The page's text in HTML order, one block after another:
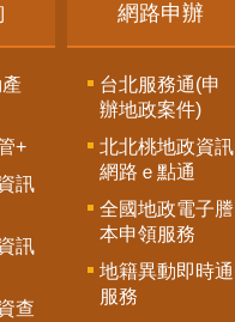
+
訊
訊
查
網路申辦
台北服務通(申
辦地政案件)
北北桃地政資訊
網路ｅ點通
全國地政電子謄
本申領服務
地籍異動即時通
服務